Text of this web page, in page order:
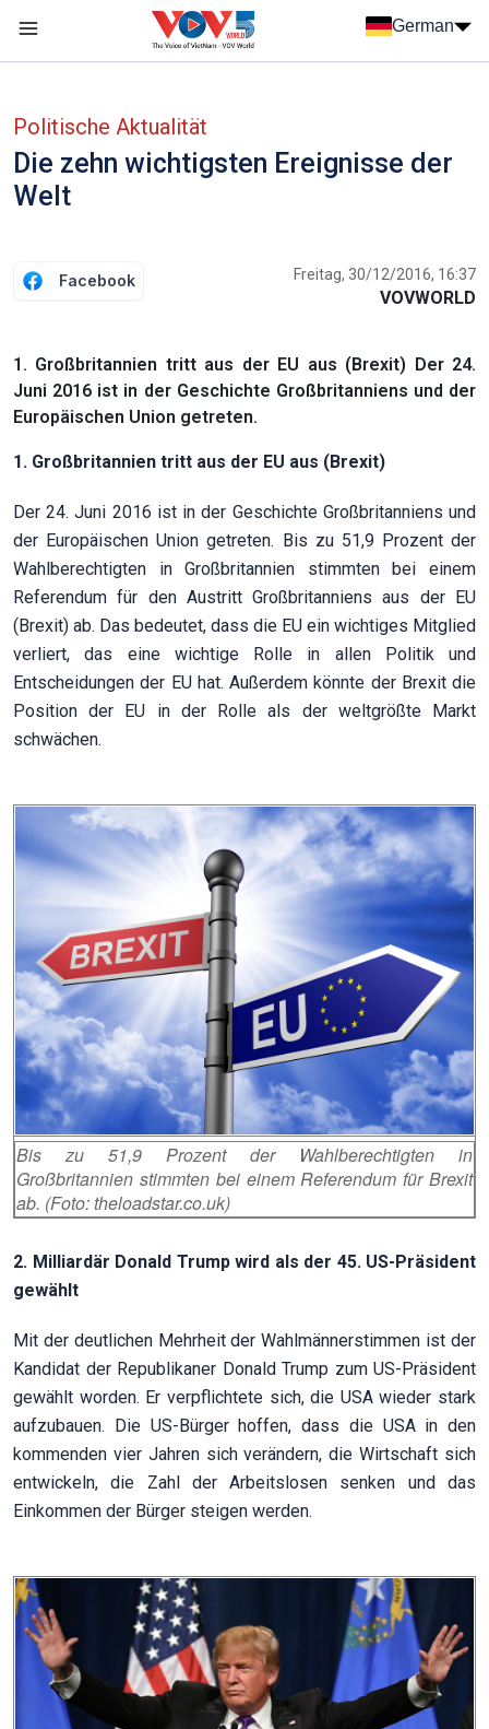
German
Politische Aktualität
Die zehn wichtigsten Ereignisse der
Welt
Facebook Freitag, 30/12/2016, 16:37
VOVWORLD
1. Großbritannien tritt aus der EU aus (Brexit) Der 24.
Juni 2016 ist in der Geschichte Großbritanniens und der
Europäischen Union getreten.
1. Großbritannien tritt aus der EU aus (Brexit)
Der 24. Juni 2016 ist in der Geschichte Großbritanniens und
der Europäischen Union getreten. Bis zu 51,9 Prozent der
Wahlberechtigten in Großbritannien stimmten bei einem
Referendum für den Austritt Großbritanniens aus der EU
(Brexit) ab. Das bedeutet, dass die EU ein wichtiges Mitglied
verliert, das eine wichtige Rolle in allen Politik und
Entscheidungen der EU hat. Außerdem könnte der Brexit die
Position der EU in der Rolle als der weltgrößte Markt
schwächen.
Bis zu 51,9 Prozent der Wahlberechtigten in
Großbritannien stimmten bei einem Referendum für Brexit
ab. (Foto: theloadstar.co.uk)
2. Milliardär Donald Trump wird als der 45. US-Präsident
gewählt
Mit der deutlichen Mehrheit der Wahlmännerstimmen ist der
Kandidat der Republikaner Donald Trump zum US-Präsident
gewählt worden. Er verpflichtete sich, die USA wieder stark
aufzubauen. Die US-Bürger hoffen, dass die USA in den
kommenden vier Jahren sich verändern, die Wirtschaft sich
entwickeln, die Zahl der Arbeitslosen senken und das
Einkommen der Bürger steigen werden.